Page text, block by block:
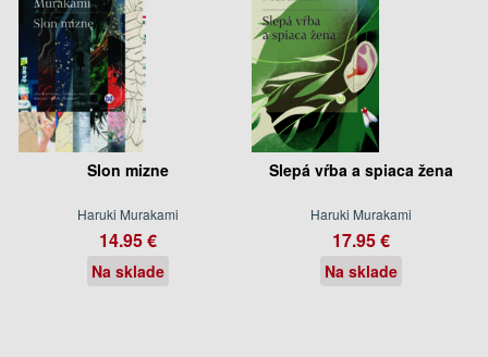
Slon mizne
Haruki Murakami
14.95 €
Na sklade
Slepá vŕba a spiaca žena
Haruki Murakami
17.95 €
Na sklade